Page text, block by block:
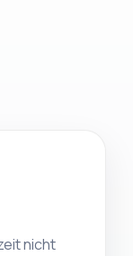
nicht